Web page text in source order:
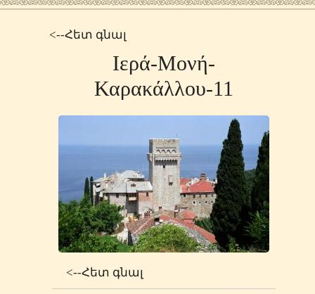
<--Հետ գնալ
Ιερά-Μονή-
Καρακάλλου-11
<--Հետ գնալ